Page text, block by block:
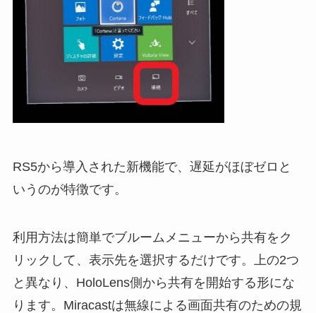
RS5から導入された新機能で、遅延がほぼゼロと
いうのが特徴です。
利用方法は簡単でブルームメニューから共有をク
リックして、表示先を選択するだけです。上の2つ
と異なり、HoloLens側から共有を開始する形にな
ります。Miracastは無線による画面共有のための規